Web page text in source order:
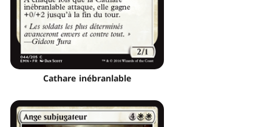
Cathare inébranlable